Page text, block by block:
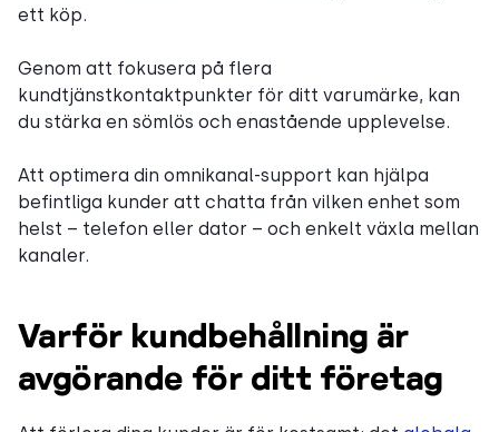
ett köp.
Genom att fokusera på flera
kundtjänstkontaktpunkter för ditt varumärke, kan
du stärka en sömlös och enastående upplevelse.
Att optimera din omnikanal-support kan hjälpa
befintliga kunder att chatta från vilken enhet som
helst – telefon eller dator – och enkelt växla mellan
kanaler.
Varför kundbehållning är
avgörande för ditt företag